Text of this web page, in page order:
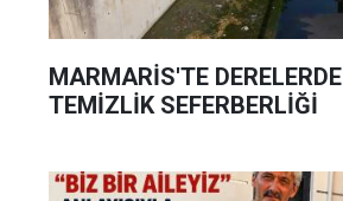
MARMARİS'TE DERELERDE
TEMİZLİK SEFERBERLİĞİ